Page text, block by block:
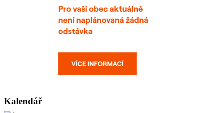
Kalendář